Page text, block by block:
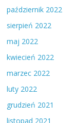
październik 2022
sierpień 2022
maj 2022
kwiecień 2022
marzec 2022
luty 2022
grudzień 2021
listopad 2021